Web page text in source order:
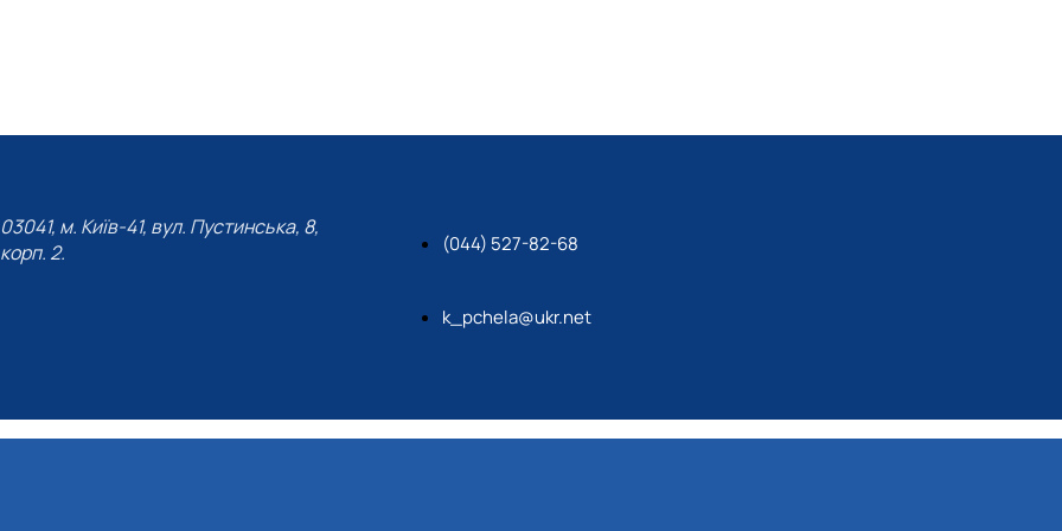
03041, м. Київ-41, вул. Пустинська, 8,
корп. 2.
(044) 527-82-68
k_pchela@ukr.net